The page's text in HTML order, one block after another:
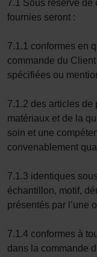
7.1 Sous réserve
fournies seront :
7.1.1 conformes en
commande du
spécifiées ou
7.1.2 des articles de
matériaux et de la
soin et une
convenablement
7.1.3 identiques
échantillon, motif,
présentés par l’une
7.1.4 conformes à
dans la commande